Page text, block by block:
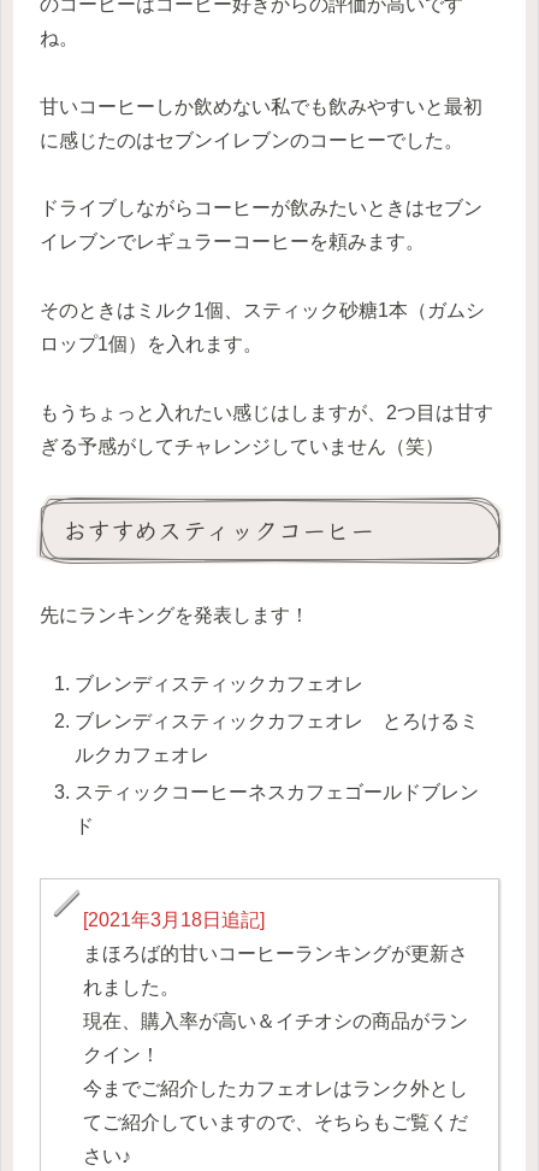
ね。
甘いコーヒーしか飲めない私でも飲みやすいと最初
に感じたのはセブンイレブンのコーヒーでした。
ドライブしながらコーヒーが飲みたいときはセブン
イレブンでレギュラーコーヒーを頼みます。
そのときはミルク1個、スティック砂糖1本（ガムシ
ロップ1個）を入れます。
もうちょっと入れたい感じはしますが、2つ目は甘す
ぎる予感がしてチャレンジしていません（笑）
おすすめスティックコーヒー
先にランキングを発表します！
ブレンディスティックカフェオレ
ブレンディスティックカフェオレ とろけるミ
ルクカフェオレ
スティックコーヒーネスカフェゴールドブレン
ド
[2021年3月18日追記]
まほろば的甘いコーヒーランキングが更新さ
れました。
現在、 購入率が高い＆イチオシの商品がラン
クイン！
今までご紹介したカフェオレはランク外とし
てご紹介していますので、そちらもご覧くだ
さい♪